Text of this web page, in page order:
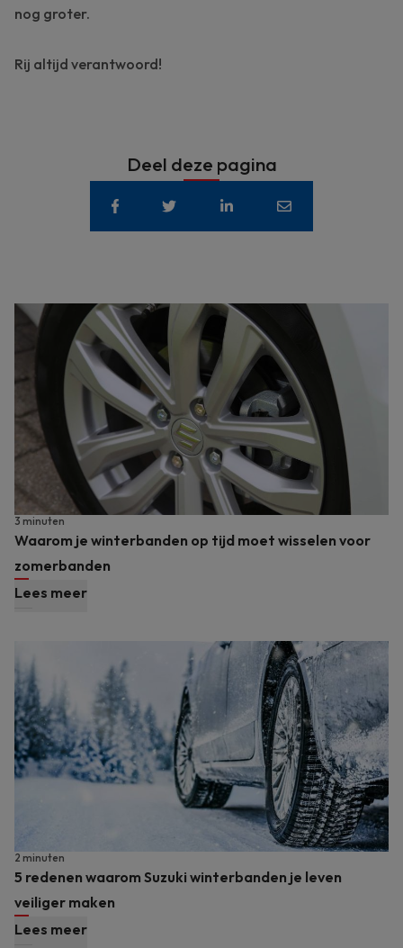
nog groter.
Rij altijd verantwoord!
Deel deze pagina
Waarom je winterbanden op tijd moet wisselen voor
zomerbanden
3 minuten
Lees meer
5 redenen waarom Suzuki winterbanden je leven
veiliger maken
2 minuten
Lees meer